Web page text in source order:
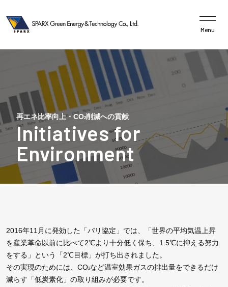
Menu
企業理念
事業の強み
発電設備・蓄電設備・水素製造設備
サステナビリティ
スパークス・グループ
スパークス・グループ株式会社
再エネ比率向上・CO2削減への貢献
2016年11月に発効した「パリ協定」では、「世界の平均気温上昇
を産業革命以前に比べて2℃より十分低く保ち、1.5℃に抑える努力
をする」という「2℃目標」が打ち出されました。
その実現のためには、CO2など温室効果ガスの排出量をできるだけ
減らす「低炭素化」の取り組みが必要です。